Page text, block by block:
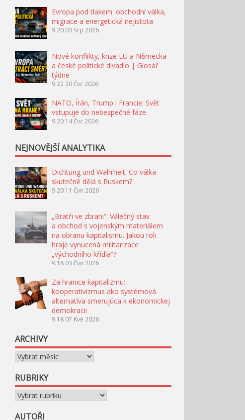
Evropa pod tlakem: obchodní válka,
migrace a energetická nejistota
9:20 03 Srp 2026
Nové konflikty, krize EU a Německa
a české politické divadlo | Glosář
týdne
9:22 20 Čvc 2026
NATO, Írán, Trump i Francie: Svět
vstupuje do nebezpečné fáze
9:20 14 Čvc 2026
NEJNOVĚJŠÍ ANALYTIKA
Dichtung und Wahrheit: Co válka
skutečně dělá s Ruskem?
9:20 11 Čvn 2026
„Bratři ve zbrani“: Válečný stav
a obchod s vojenským materiálem
na obranu kapitalismu. Jakou roli
hraje vynucená militarizace
„východního křídla“?
9:18 03 Čvn 2026
Za hranice kapitalizmu:
kooperativizmus ako systémová
alternatíva smerujúca k ekonomickej
demokracii
9:18 07 Kvě 2026
ARCHIVY
Archivy
RUBRIKY
Rubriky
AUTOŘI